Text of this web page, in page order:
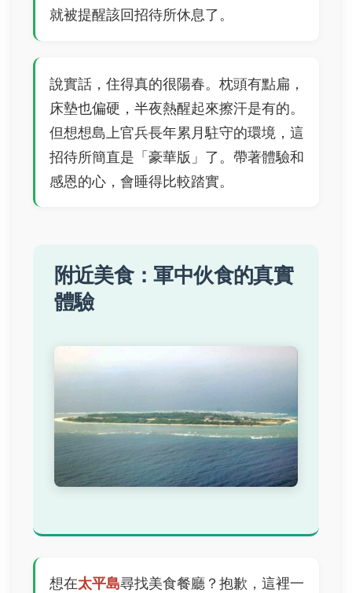
就被提醒該回招待所休息了。
說實話，住得真的很陽春。枕頭有點扁，
床墊也偏硬，半夜熱醒起來擦汗是有的。
但想想島上官兵長年累月駐守的環境，這
招待所簡直是「豪華版」了。帶著體驗和
感恩的心，會睡得比較踏實。
附近美食：軍中伙食的真實
體驗
想在太平島尋找美食餐廳？抱歉，這裡一